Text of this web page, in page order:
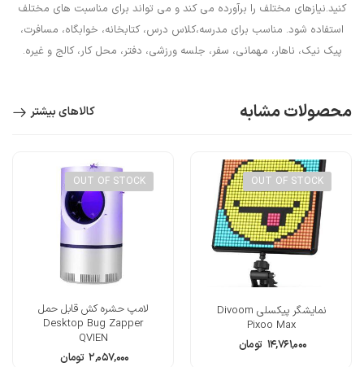
کنید.نیازهای مختلف را برآورده می کند و می تواند برای مناسبت های مختلف
استفاده شود. مناسب برای مدرسه،کلاس درس، کتابخانه، خوابگاه، مسافرت،
پیک نیک، ناهار، مهمانی، سفر، جلسه ورزشی، دفتر، محل کار، کالج و غیره.
محصولات مشابه کالاهای بیشتر
OUT OF STOCK
نمایشگر پیکسلی Divoom
Pixoo Max
۱۴,۷۶۱,۰۰۰ تومان
OUT OF STOCK
لامپ حشره کش قابل حمل
Desktop Bug Zapper
QVIEN
۲,۰۵۷,۰۰۰ تومان